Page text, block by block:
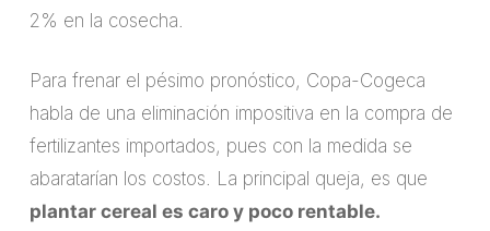
2% en la cosecha.
Para frenar el pésimo pronóstico, Copa-Cogeca
habla de una eliminación impositiva en la compra de
fertilizantes importados, pues con la medida se
abaratarían los costos. La principal queja, es que
plantar cereal es caro y poco rentable.